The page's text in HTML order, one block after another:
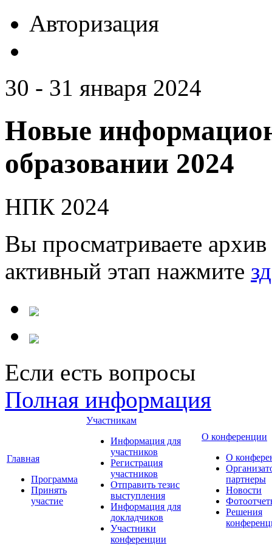
Авторизация
30 - 31 января 2024
Новые
образовании 2024
НПК 2024
Вы просматриваете
активный этап нажмите
Если есть вопросы
Полная информация
Главная
Программа
Принять
участие
Участникам
Информация для
участников
Регистрация
участников
Отправить тезис
выступления
Информация для
докладчиков
Участники
конференции
О конференции
О
партнеры
Новости
Решения